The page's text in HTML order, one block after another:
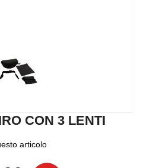
CON 3 LENTI
articolo